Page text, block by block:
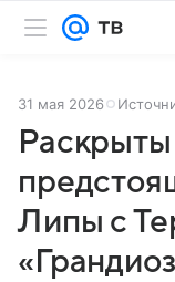
31 мая 2026
Липы с